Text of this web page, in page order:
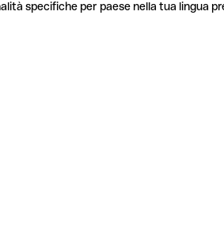
specifiche per paese nella tua lingua